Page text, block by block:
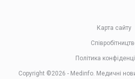
Copyright ©2026 - Medinfo. Медичні
Політика
Карта сайту